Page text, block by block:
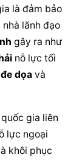
là đảm bảo
nhà lãnh đạo
nỗ lực tối
dọa và
gia liên
lực ngoại
khôi phục